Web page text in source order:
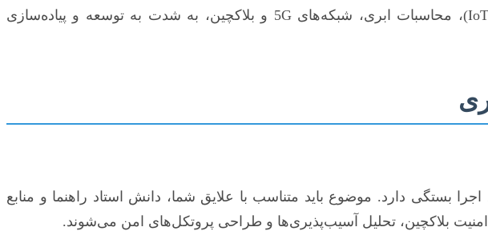
یکپارچگی و عدم انکار را در تبادلات داده تضمین می‌کنند. آینده فناوری‌هایی نظیر اینترنت اشیاء (IoT)، محاسبات ابری، شبکه‌های 5G و بلاکچین، به شدت به توسعه و پیاده‌سازی
بستگی دارد. موضوع باید متناسب با علایق شما، دانش استاد راهنما و منابع